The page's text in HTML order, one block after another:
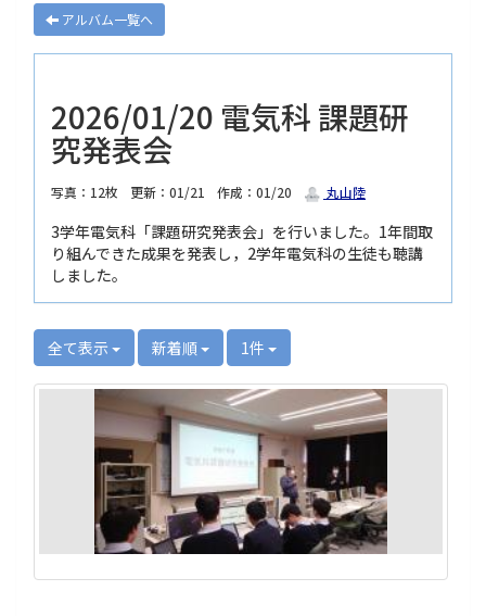
アルバム一覧へ
2026/01/20 電気科 課題研
究発表会
写真：12枚 更新：01/21 作成：01/20 丸山陸
3学年電気科「課題研究発表会」を行いました。1年間取
り組んできた成果を発表し，2学年電気科の生徒も聴講
しました。
全て表示 新着順 1件